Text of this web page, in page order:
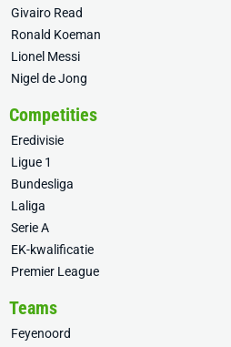
Givairo Read
Ronald Koeman
Lionel Messi
Nigel de Jong
Competities
Eredivisie
Ligue 1
Bundesliga
Laliga
Serie A
EK-kwalificatie
Premier League
Teams
Feyenoord